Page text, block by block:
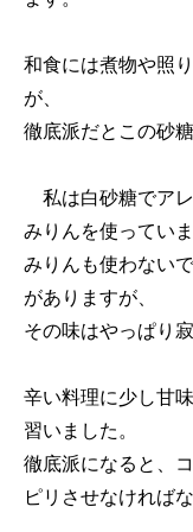
和食には煮物や照
が、
徹底派だとこの砂
私は白砂糖でアレ
みりんを使ってい
みりんも使わない
がありますが、
その味はやっぱり寂
辛い料理に少し甘
習いました。
徹底派になると、
ピリさせなければ